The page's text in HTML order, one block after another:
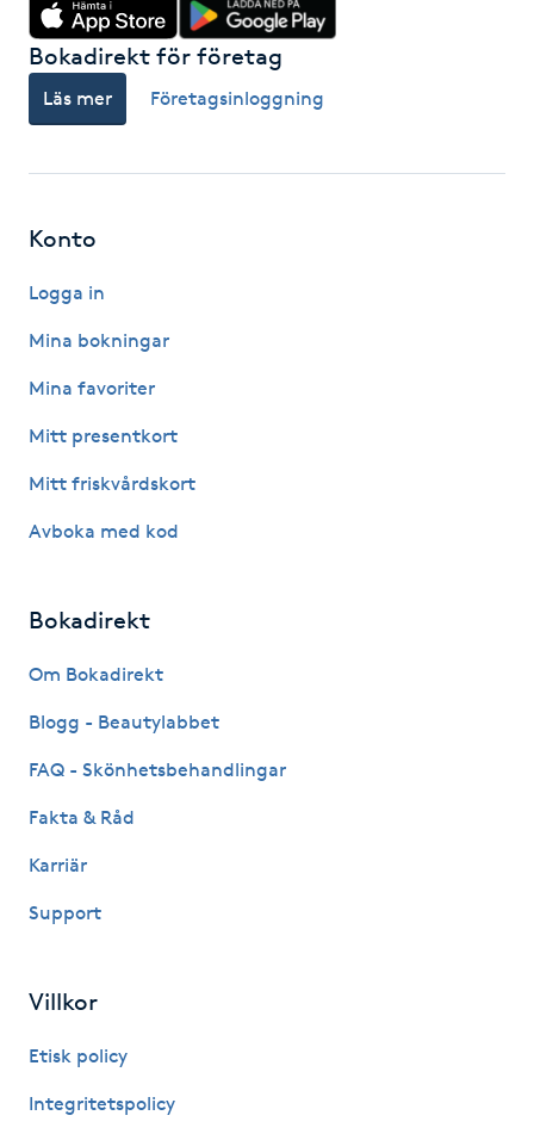
Hollywood Peel
Hot Stone Massage
Hudvård
Hyperhidros
Hårborttagning
Hårbottenbehandling
Hårvård
IPL
Bokadirekt för företag
Läs mer Företagsinloggning
Konto
Logga in
Mina bokningar
Mina favoriter
Mitt presentkort
Mitt friskvårdskort
Avboka med kod
Bokadirekt
Om Bokadirekt
Blogg - Beautylabbet
FAQ - Skönhetsbehandlingar
Fakta & Råd
Karriär
Support
Villkor
Etisk policy
Integritetspolicy